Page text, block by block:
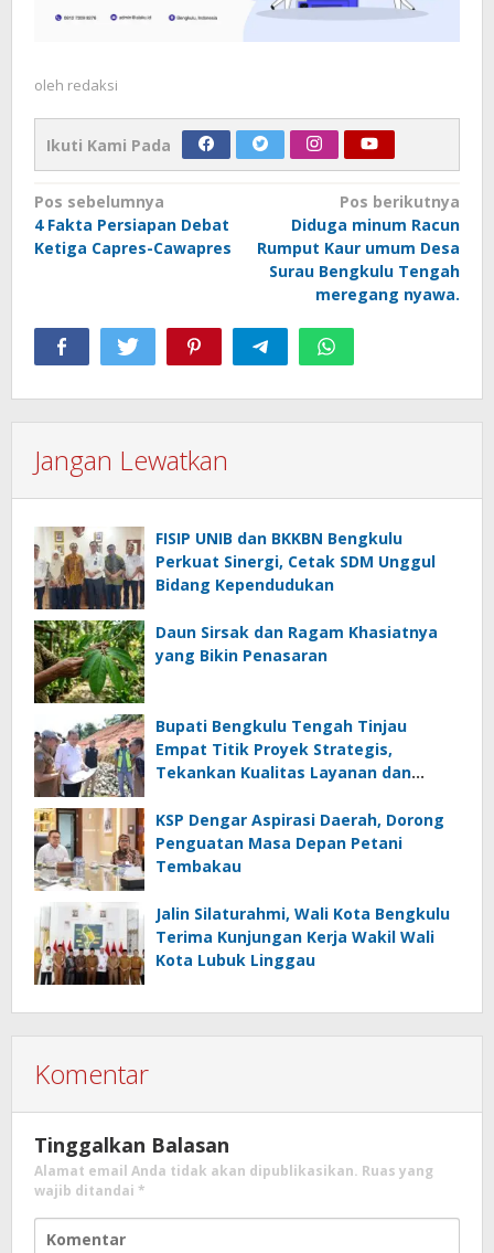
oleh redaksi
Ikuti Kami Pada
Navigasi
pos
Pos sebelumnya
4 Fakta Persiapan Debat
Ketiga Capres-Cawapres
Pos berikutnya
Diduga minum Racun
Rumput Kaur umum Desa
Surau Bengkulu Tengah
meregang nyawa.
Jangan Lewatkan
FISIP UNIB dan BKKBN Bengkulu
Perkuat Sinergi, Cetak SDM Unggul
Bidang Kependudukan
Daun Sirsak dan Ragam Khasiatnya
yang Bikin Penasaran
Bupati Bengkulu Tengah Tinjau
Empat Titik Proyek Strategis,
Tekankan Kualitas Layanan dan
KSP Dengar Aspirasi Daerah, Dorong
Penguatan Masa Depan Petani
Tembakau
Jalin Silaturahmi, Wali Kota Bengkulu
Terima Kunjungan Kerja Wakil Wali
Kota Lubuk Linggau
Komentar
Tinggalkan Balasan
Alamat email Anda tidak akan dipublikasikan. Ruas yang
wajib ditandai *